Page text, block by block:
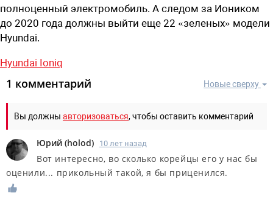
полноценный электромобиль. А следом за Иоником
до 2020 года должны выйти еще 22 «зеленых» модели
Hyundai.
Hyundai Ioniq
Новые сверху
1 комментарий
Вы должны авторизоваться, чтобы оставить комментарий
Юрий (holod) 10 лет назад
Вот интересно, во сколько корейцы его у нас бы
оценили... прикольный такой, я бы приценился.